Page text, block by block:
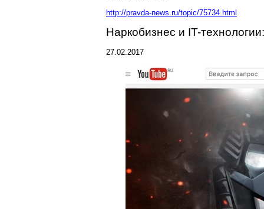
http://pravda-news.ru/topic/75734.html
Наркобизнес и IT-
27.02.2017